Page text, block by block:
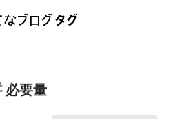
必要量